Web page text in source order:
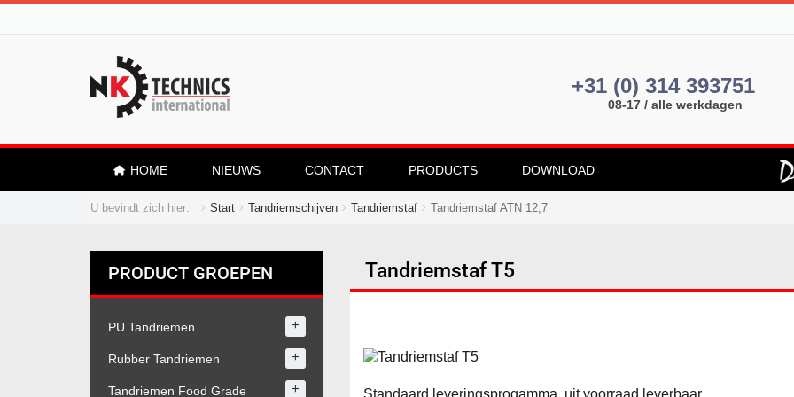
+31 (0) 314 393751
08-17 / alle werkdagen
HOME NIEUWS CONTACT PRODUCTS DOWNLOAD
U bevindt zich hier: Start Tandriemschijven Tandriemstaf Tandriemstaf ATN 12,7
Tandriemstaf T5
Standaard leveringsprogamma, uit voorraad leverbaar.
PRODUCT GROEPEN
PU Tandriemen +
Rubber Tandriemen +
Tandriemen Food Grade +